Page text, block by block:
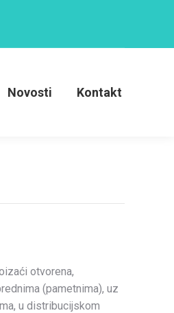
Novosti Kontakt
otvorena,
(pametnima), uz
u distribucijskom